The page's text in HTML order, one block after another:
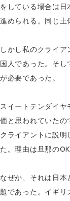
をしている場合は日
進められる。同じ土
しかし私のクライ
国人であった。そ
が必要であった。
スイートテンダイ
価と思われていたの
クライアントに説明
た。理由は旦那の
なぜか、それは日
題であった。イギ